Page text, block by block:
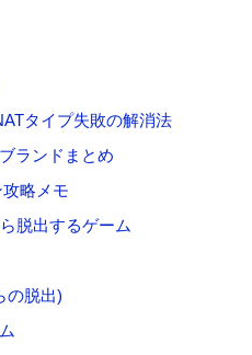
タイプ失敗の解消法
ランドまとめ
略メモ
脱出するゲーム
の脱出)